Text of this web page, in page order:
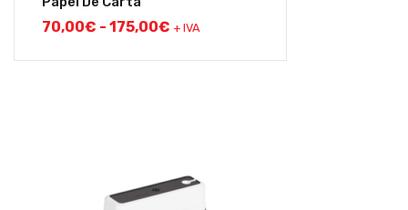
70,00€ - 175,00€ + IVA